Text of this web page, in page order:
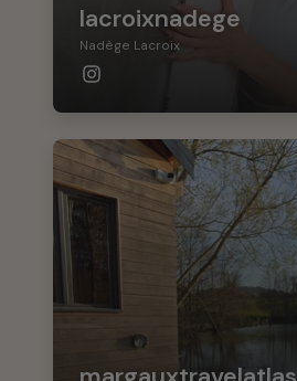
lacroixnadege
Nadège Lacroix